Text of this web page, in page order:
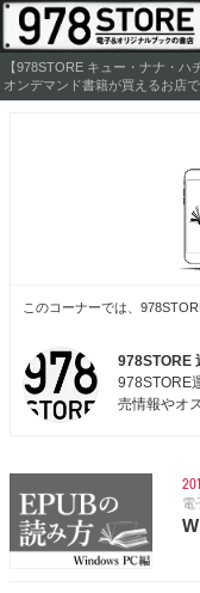
【978STORE キュー・ナナ・
オンデマンド書籍が買えるお店
このコーナーでは、
978STORE
978STORE
売情報やオ
電